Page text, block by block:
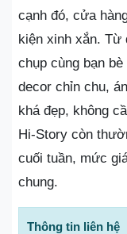
cạnh đó, cửa
kiện xinh xắn. Từ
chụp cùng bạn
decor chỉn chu,
khá đẹp, không
Hi-Story còn
cuối tuần, mức
chung.
Thông tin liên hệ